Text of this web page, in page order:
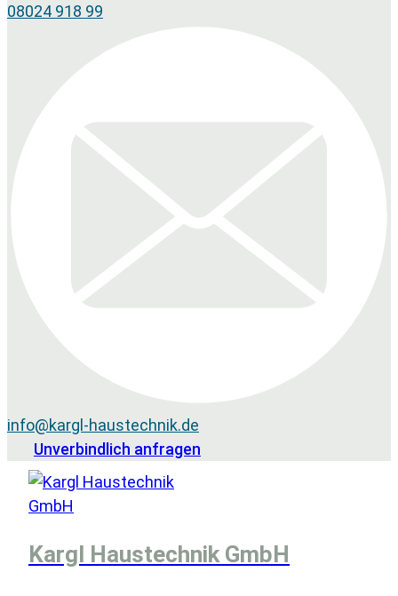
08024 918 99
info@kargl-haustechnik.de
Unverbindlich anfragen
Kargl Haustechnik GmbH